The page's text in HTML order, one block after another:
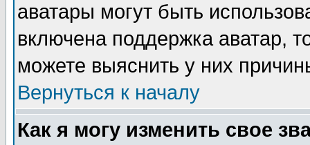
аватары могут быть
включена поддержка аватар,
можете выяснить у них
Вернуться к началу
Как я могу изменить свое